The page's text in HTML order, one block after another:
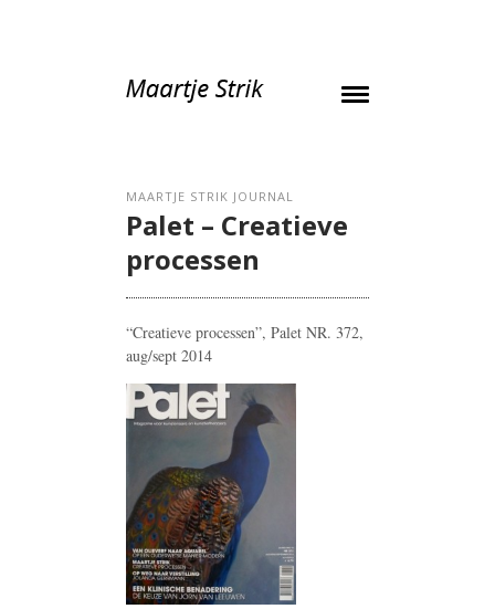
MAARTJE STRIK JOURNAL
Palet – Creatieve
processen
“Creatieve processen”, Palet NR. 372,
aug/sept 2014